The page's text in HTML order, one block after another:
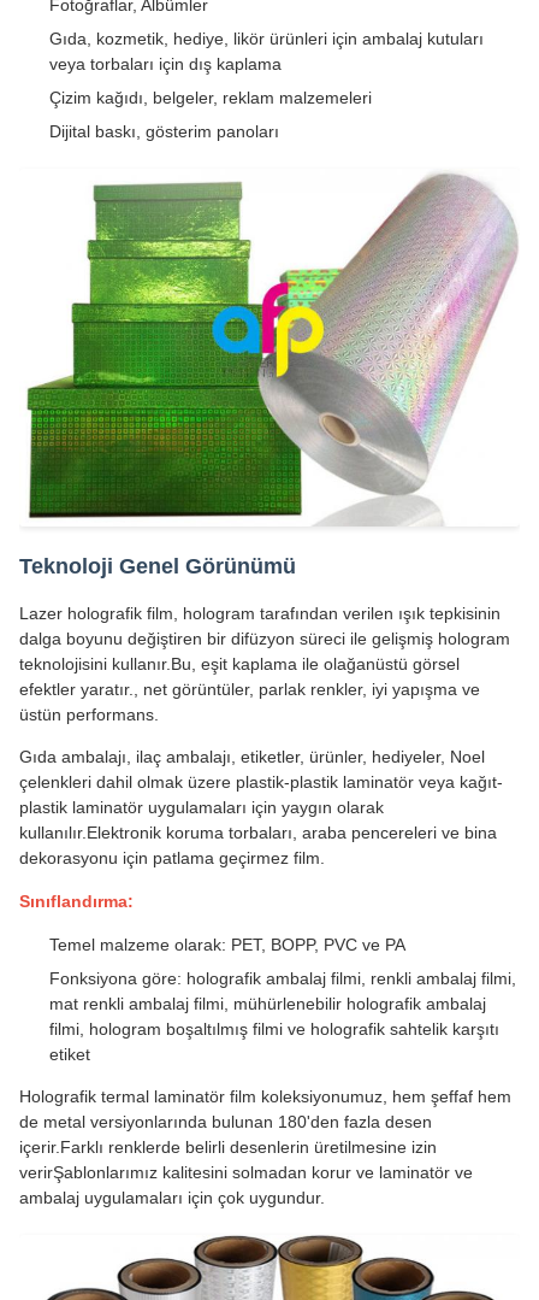
Fotoğraflar, Albümler
Gıda, kozmetik, hediye, likör ürünleri için ambalaj kutuları
veya torbaları için dış kaplama
Çizim kağıdı, belgeler, reklam malzemeleri
Dijital baskı, gösterim panoları
Teknoloji Genel Görünümü
Lazer holografik film, hologram tarafından verilen ışık tepkisinin
dalga boyunu değiştiren bir difüzyon süreci ile gelişmiş hologram
teknolojisini kullanır.Bu, eşit kaplama ile olağanüstü görsel
efektler yaratır., net görüntüler, parlak renkler, iyi yapışma ve
üstün performans.
Gıda ambalajı, ilaç ambalajı, etiketler, ürünler, hediyeler, Noel
çelenkleri dahil olmak üzere plastik-plastik laminatör veya kağıt-
plastik laminatör uygulamaları için yaygın olarak
kullanılır.Elektronik koruma torbaları, araba pencereleri ve bina
dekorasyonu için patlama geçirmez film.
Sınıflandırma:
Temel malzeme olarak: PET, BOPP, PVC ve PA
Fonksiyona göre: holografik ambalaj filmi, renkli ambalaj filmi,
mat renkli ambalaj filmi, mühürlenebilir holografik ambalaj
filmi, hologram boşaltılmış filmi ve holografik sahtelik karşıtı
etiket
Holografik termal laminatör film koleksiyonumuz, hem şeffaf hem
de metal versiyonlarında bulunan 180'den fazla desen
içerir.Farklı renklerde belirli desenlerin üretilmesine izin
verirŞablonlarımız kalitesini solmadan korur ve laminatör ve
ambalaj uygulamaları için çok uygundur.